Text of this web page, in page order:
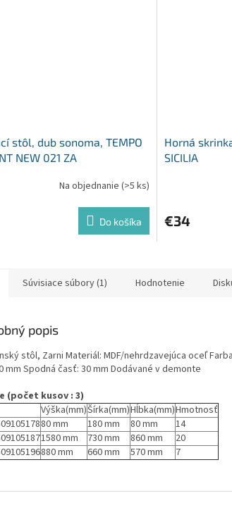
stôl, dub sonoma, TEMPO
NEW 021 ZA
Na objednanie (>5 ks)
Do košíka
Horná
SICILIA
€34
Súvisiace súbory (1) Hodnotenie
popis
stôl, Zarni Materiál: MDF/nehrdzavejúca oceľ
mm Spodná časť: 30 mm Dodávané v demonte
(počet kusov : 3)
Výška(mm)Šírka(mm)Hĺbka(mm)Hmotnosť
80 mm 180 mm 80 mm
14
1580 mm 730 mm 860 mm
20
880 mm 660 mm 570 mm 7